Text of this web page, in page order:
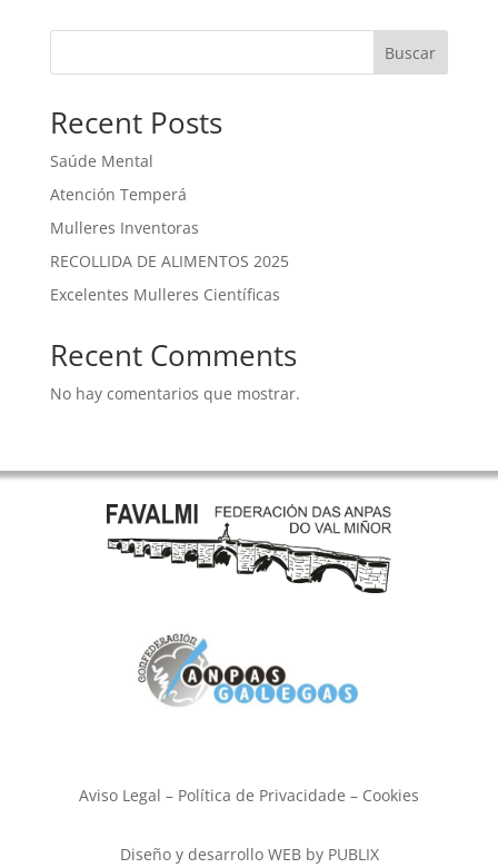
Buscar
Recent Posts
Saúde Mental
Atención Temperá
Mulleres Inventoras
RECOLLIDA DE ALIMENTOS 2025
Excelentes Mulleres Científicas
Recent Comments
No hay comentarios que mostrar.
Aviso Legal – Política de Privacidade – Cookies
Diseño y desarrollo WEB by PUBLIX